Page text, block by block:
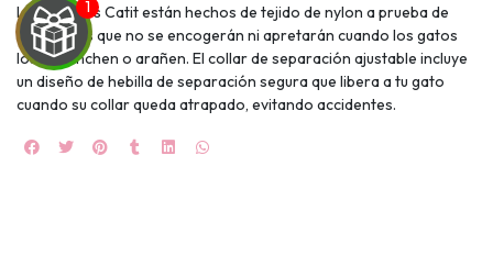
Los collares Catit están hechos de tejido de nylon a prueba de
enganches que no se encogerán ni apretarán cuando los gatos
los enganchen o arañen. El collar de separación ajustable incluye
un diseño de hebilla de separación segura que libera a tu gato
cuando su collar queda atrapado, evitando accidentes.